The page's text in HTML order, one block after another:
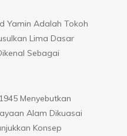
Yamin Adalah Tokoh
Lima Dasar
Sebagai
Menyebutkan
Alam Dikuasai
Konsep